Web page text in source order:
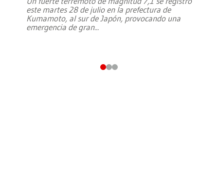
este martes 28 de julio en la prefectura de
Kumamoto, al sur de Japón, provocando una
emergencia de gran...